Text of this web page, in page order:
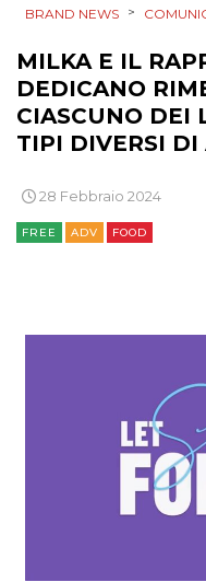
OPINIONI
BRAND NEWS >
MILKA E IL
DEDICANO
CIASCUNO DEI
TIPI DIVERSI DI
28 Febbraio 2024
FREE ADV FOOD